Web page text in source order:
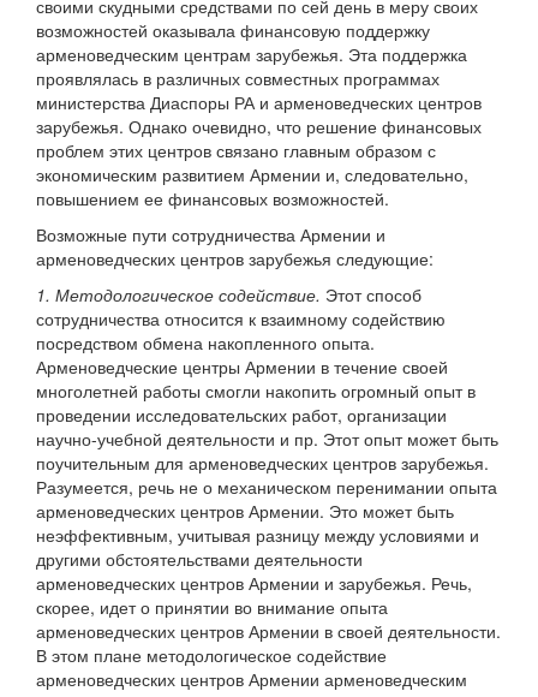
своими скудными средствами по сей день в меру своих
возможностей оказывала финансовую поддержку
арменоведческим центрам зарубежья. Эта поддержка
проявлялась в различных совместных программах
министерства Диаспоры РА и арменоведческих центров
зарубежья. Однако очевидно, что решение финансовых
проблем этих центров связано главным образом с
экономическим развитием Армении и, следовательно,
повышением ее финансовых возможностей.
Возможные пути сотрудничества Армении и
арменоведческих центров зарубежья следующие:
1. Методологическое содействие. Этот способ
сотрудничества относится к взаимному содействию
посредством обмена накопленного опыта.
Арменоведческие центры Армении в течение своей
многолетней работы смогли накопить огромный опыт в
проведении исследовательских работ, организации
научно-учебной деятельности и пр. Этот опыт может быть
поучительным для арменоведческих центров зарубежья.
Разумеется, речь не о механическом перенимании опыта
арменоведческих центров Армении. Это может быть
неэффективным, учитывая разницу между условиями и
другими обстоятельствами деятельности
арменоведческих центров Армении и зарубежья. Речь,
скорее, идет о принятии во внимание опыта
арменоведческих центров Армении в своей деятельности.
В этом плане методологическое содействие
арменоведческих центров Армении арменоведческим